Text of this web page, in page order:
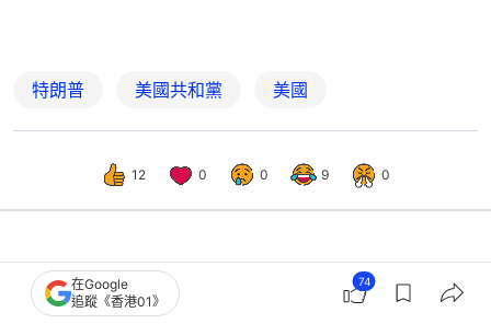
特朗普 美國共和黨 美國
12 0 0 9 0
國際 即時國際
多數美國民眾認為特朗普執政方向錯
在Google
追蹤《香港01》
74